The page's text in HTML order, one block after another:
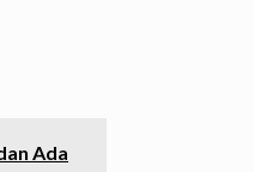
Ada